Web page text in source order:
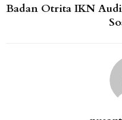
Badan Otrita IKN